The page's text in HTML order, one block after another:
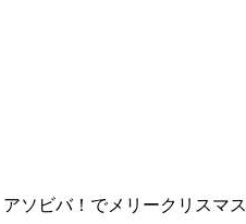
ソビバ！でメリークリスマス